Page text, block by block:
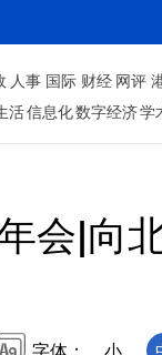
人事 国际 财经 网评
活信息化数字经济学
会|向